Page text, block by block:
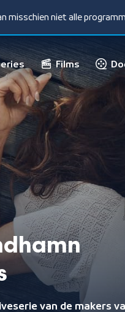
misschien niet alle
Films
van de makers